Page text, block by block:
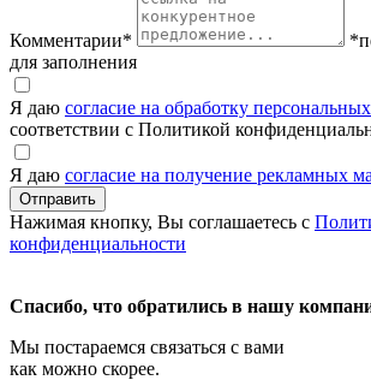
Комментарии*
для заполнения
Я даю согласие на обработку
соответствии с Политикой
Я даю согласие на получение рекламных
Нажимая кнопку, Вы соглашаетесь с
конфиденциальности
Спасибо, что обратились в нашу
Мы постараемся связаться с вами
как можно скорее.